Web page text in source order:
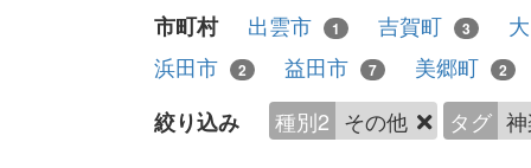
市町村 出雲市 1 吉賀町 3
浜田市
2 益田市 7 美郷町 2
絞り込み 種別2 その他 タグ